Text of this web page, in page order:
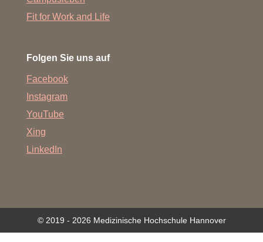
Fit for Work and Life
Folgen Sie uns auf
Facebook
Instagram
YouTube
Xing
LinkedIn
© 2019 - 2026 Medizinische Hochschule Hannover